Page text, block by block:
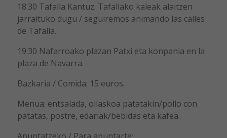
18:30 Tafalla Kantuz. Tafallako kaleak alaitzen
jarraituko dugu / seguiremos animando las calles
de Tafalla.
19:30 Nafarroako plazan Patxi eta konpania en la
plaza de Navarra.
Bazkaria / Comida: 15 euros.
Menua: entsalada, oilaskoa patatakin/pollo con
patatas, postre, edariak/bebidas eta kafea.